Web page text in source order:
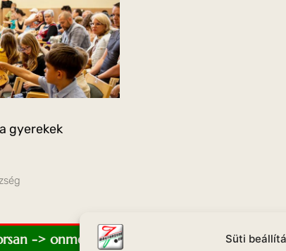
Süti
gyerekek
-> onmediaweb.eu